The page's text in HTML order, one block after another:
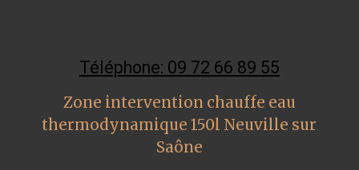
Téléphone: 09 72 66 89 55
Zone intervention chauffe eau
thermodynamique 150l Neuville sur
Saône